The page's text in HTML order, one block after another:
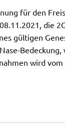
für den
die
gültigen
wird